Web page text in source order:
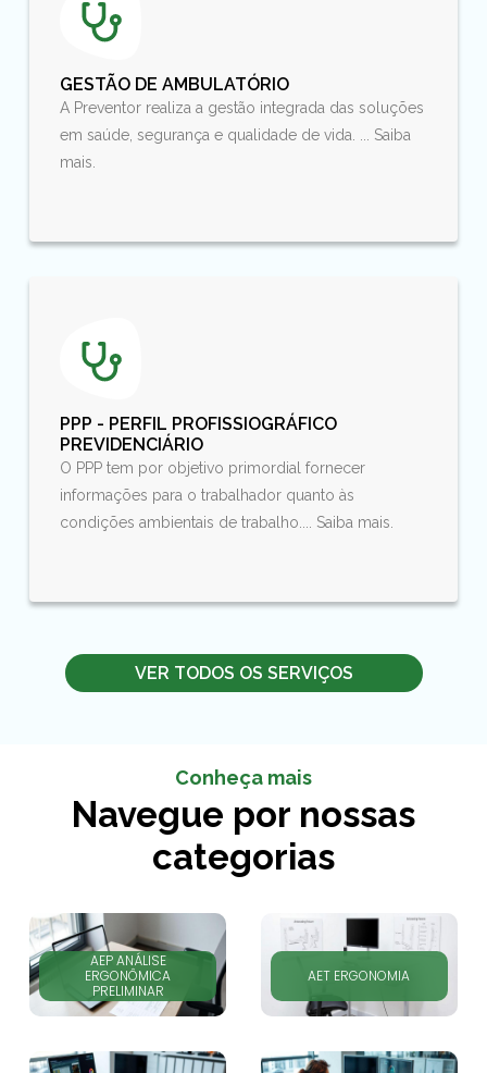
GESTÃO DE AMBULATÓRIO
A Preventor realiza a gestão integrada das soluções
em saúde, segurança e qualidade de vida. ... Saiba
mais.
PPP - PERFIL PROFISSIOGRÁFICO
PREVIDENCIÁRIO
O PPP tem por objetivo primordial fornecer
informações para o trabalhador quanto às
condições ambientais de trabalho.... Saiba mais.
VER TODOS OS SERVIÇOS
Conheça mais
Navegue por nossas
categorias
AEP ANÁLISE
ERGONÔMICA
PRELIMINAR
AET ERGONOMIA